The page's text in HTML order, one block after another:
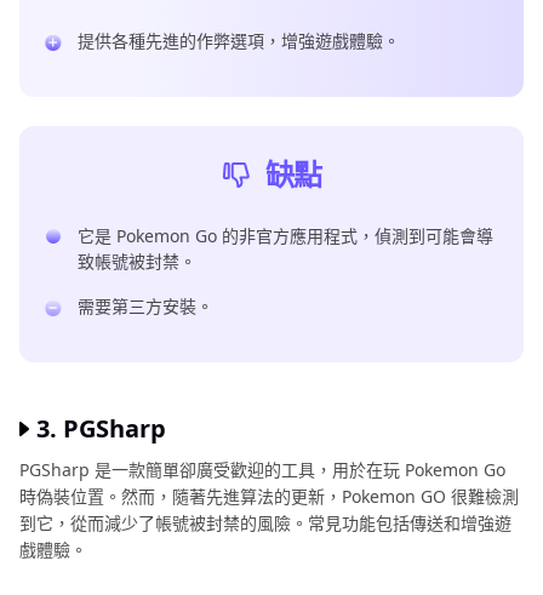
提供各種先進的作弊選項，增強遊戲體驗。
缺點
它是 Pokemon Go 的非官方應用程式，偵測到可能會導
致帳號被封禁。
需要第三方安裝。
3. PGSharp
PGSharp 是一款簡單卻廣受歡迎的工具，用於在玩 Pokemon Go
時偽裝位置。然而，隨著先進算法的更新，Pokemon GO 很難檢測
到它，從而減少了帳號被封禁的風險。常見功能包括傳送和增強遊
戲體驗。